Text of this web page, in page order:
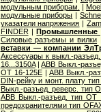
модульным приборам.
|
модульные приборы |
указатели напряжения |
FINDER|Промышленные
Cиловые разъемы и вилки
вставки — компании
Аксессуары к выкл.-
16...3150A|ABB Выкл.-
OT 16-125E| ABB Выкл.-
DIN-рейку и монт. плату
Выкл.-разъед. реверс. тип
ABB Выкл.-разъед. тип OT
предохранителями тип